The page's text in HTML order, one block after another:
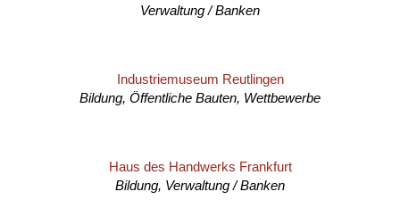
Verwaltung / Banken
Industriemuseum Reutlingen
Bildung, Öffentliche Bauten, Wettbewerbe
Haus des Handwerks Frankfurt
Bildung, Verwaltung / Banken